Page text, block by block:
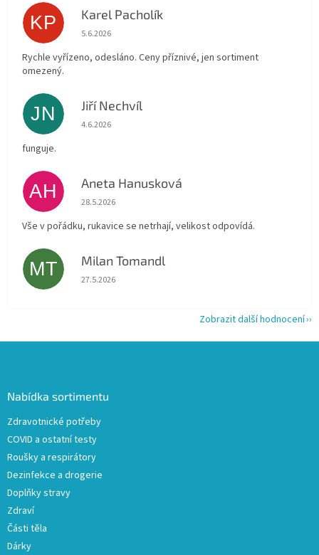
KP Karel Pacholík
Hodnocení obchodu je 4 z 5 hvězdiček.
5.6.2026
Rychle vyřízeno, odesláno. Ceny příznivé, jen sortiment
omezený.
JN Jiří Nechvíl
Hodnocení obchodu je 5 z 5 hvězdiček.
4.6.2026
funguje.
AH Aneta Hanusková
Hodnocení obchodu je 5 z 5 hvězdiček.
28.5.2026
Vše v pořádku, rukavice se netrhají, velikost odpovídá.
MT Milan Tomandl
Hodnocení obchodu je 5 z 5 hvězdiček.
27.5.2026
Zobrazit další hodnocení
Nabídka sortimentu
Zdravotnické potřeby
COVID a ostatní testy
Roušky a respirátory
Dezinfekce a drogerie
Doplňky stravy
Zdraví
Části těla
Dárky